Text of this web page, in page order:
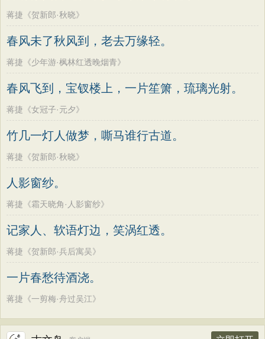
蒋捷《贺新郎·秋晓》
春风未了秋风到，老去万缘轻。
蒋捷《少年游·枫林红透晚烟青》
春风飞到，宝钗楼上，一片笙箫，琉璃光射。
蒋捷《女冠子·元夕》
竹几一灯人做梦，嘶马谁行古道。
蒋捷《贺新郎·秋晓》
人影窗纱。
蒋捷《霜天晓角·人影窗纱》
记家人、软语灯边，笑涡红透。
蒋捷《贺新郎·兵后寓吴》
一片春愁待酒浇。
蒋捷《一剪梅·舟过吴江》